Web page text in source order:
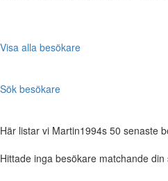
Visa alla besökare
Sök besökare
Här listar vi Martin1994s 50 senaste
Hittade inga besökare matchande din